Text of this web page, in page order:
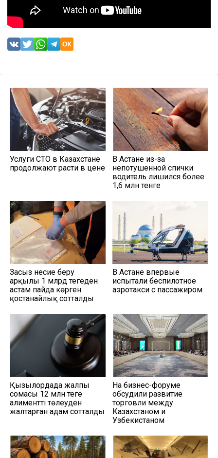
Услуги СТО в Казахстане
продолжают расти в цене
В Астане из-за
непотушенной спички
водитель лишился более
1,6 млн тенге
Заңсыз несие беру
арқылы 1 млрд теңгеден
астам пайда көрген
қостанайлық сотталды
В Астане впервые
испытали беспилотное
аэротакси с пассажиром
Қызылордада жалпы
сомасы 12 млн теңге
алиментті төлеуден
жалтарған адам сотталды
На бизнес-форуме
обсудили развитие
торговли между
Казахстаном и
Узбекистаном